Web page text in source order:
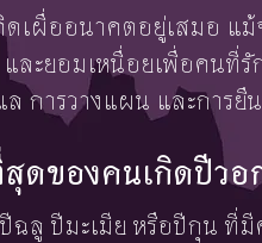
ดเผื่ออนาคตอยู่เสมอ
ละยอมเหนื่อยเพื่อคนที่
การวางแผน และการยื
ดของคนเกิดปีวอ
ฉลู ปีมะเมีย หรือปีกุน ที่